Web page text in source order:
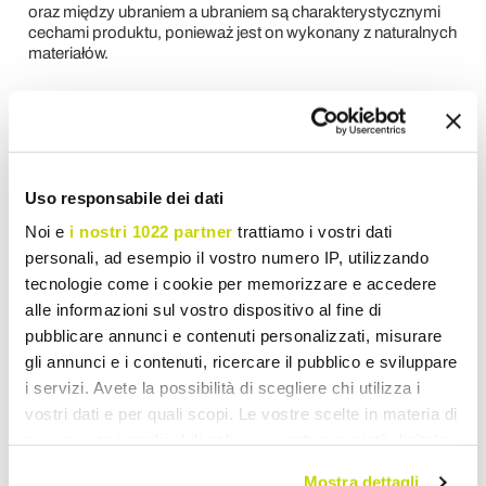
Uso responsabile dei dati
Noi e i nostri 1022 partner trattiamo i vostri dati
personali, ad esempio il vostro numero IP, utilizzando
tecnologie come i cookie per memorizzare e accedere
alle informazioni sul vostro dispositivo al fine di
pubblicare annunci e contenuti personalizzati, misurare
gli annunci e i contenuti, ricercare il pubblico e sviluppare
i servizi. Avete la possibilità di scegliere chi utilizza i
vostri dati e per quali scopi. Le vostre scelte in materia di
Mostra dettagli
oraz między ubraniem a ubraniem są charakterystycznymi
cechami produktu, ponieważ jest on wykonany z naturalnych
materiałów.
Musisz się zalogować, by móc napisać recenzję
Wish List Wyślij swoją recenzje na temat tego produktu
drukuj